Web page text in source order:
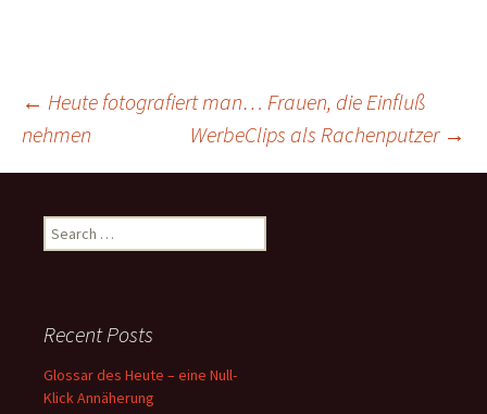
Post
navigation
← Heute fotografiert man… Frauen, die Einfluß
nehmen
WerbeClips als Rachenputzer →
Search
for:
Recent Posts
Glossar des Heute – eine Null-
Klick Annäherung